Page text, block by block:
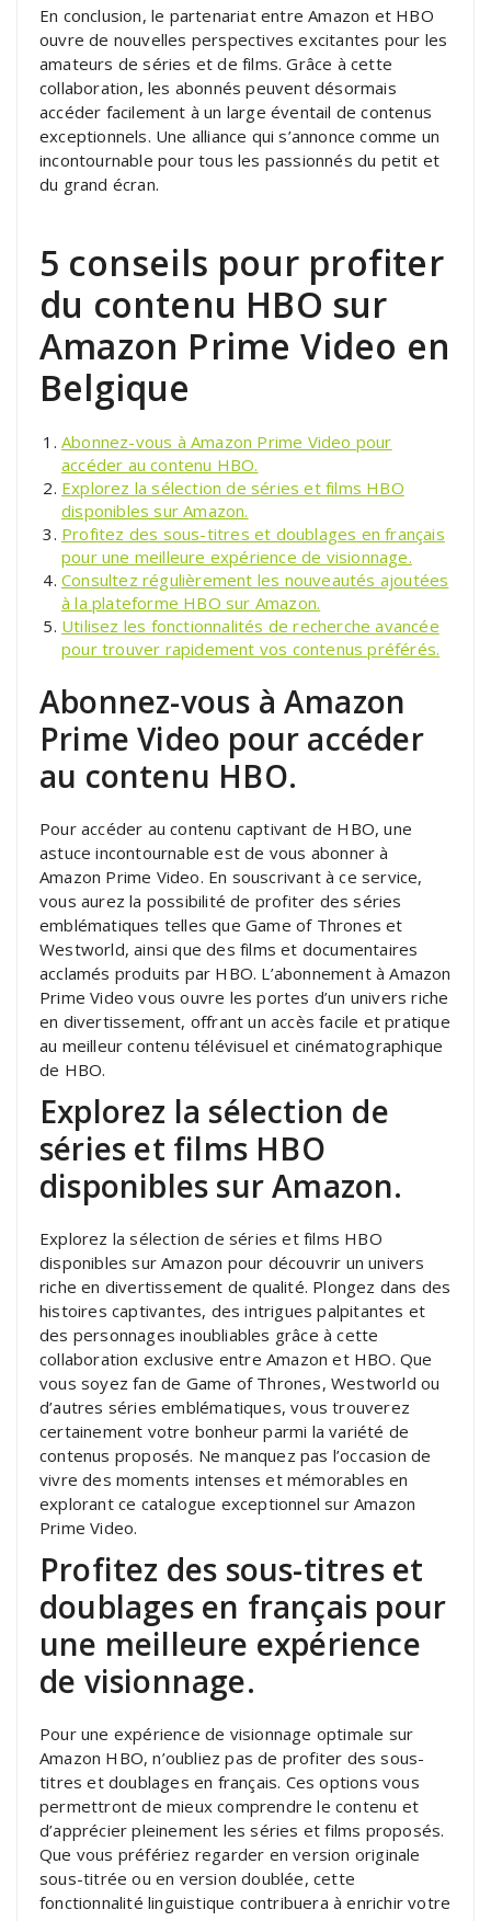
En conclusion, le partenariat entre Amazon et HBO
ouvre de nouvelles perspectives excitantes pour les
amateurs de séries et de films. Grâce à cette
collaboration, les abonnés peuvent désormais
accéder facilement à un large éventail de contenus
exceptionnels. Une alliance qui s’annonce comme un
incontournable pour tous les passionnés du petit et
du grand écran.
5 conseils pour profiter
du contenu HBO sur
Amazon Prime Video en
Belgique
Abonnez-vous à Amazon Prime Video pour
accéder au contenu HBO.
Explorez la sélection de séries et films HBO
disponibles sur Amazon.
Profitez des sous-titres et doublages en français
pour une meilleure expérience de visionnage.
Consultez régulièrement les nouveautés ajoutées
à la plateforme HBO sur Amazon.
Utilisez les fonctionnalités de recherche avancée
pour trouver rapidement vos contenus préférés.
Abonnez-vous à Amazon
Prime Video pour accéder
au contenu HBO.
Pour accéder au contenu captivant de HBO, une
astuce incontournable est de vous abonner à
Amazon Prime Video. En souscrivant à ce service,
vous aurez la possibilité de profiter des séries
emblématiques telles que Game of Thrones et
Westworld, ainsi que des films et documentaires
acclamés produits par HBO. L’abonnement à Amazon
Prime Video vous ouvre les portes d’un univers riche
en divertissement, offrant un accès facile et pratique
au meilleur contenu télévisuel et cinématographique
de HBO.
Explorez la sélection de
séries et films HBO
disponibles sur Amazon.
Explorez la sélection de séries et films HBO
disponibles sur Amazon pour découvrir un univers
riche en divertissement de qualité. Plongez dans des
histoires captivantes, des intrigues palpitantes et
des personnages inoubliables grâce à cette
collaboration exclusive entre Amazon et HBO. Que
vous soyez fan de Game of Thrones, Westworld ou
d’autres séries emblématiques, vous trouverez
certainement votre bonheur parmi la variété de
contenus proposés. Ne manquez pas l’occasion de
vivre des moments intenses et mémorables en
explorant ce catalogue exceptionnel sur Amazon
Prime Video.
Profitez des sous-titres et
doublages en français pour
une meilleure expérience
de visionnage.
Pour une expérience de visionnage optimale sur
Amazon HBO, n’oubliez pas de profiter des sous-
titres et doublages en français. Ces options vous
permettront de mieux comprendre le contenu et
d’apprécier pleinement les séries et films proposés.
Que vous préfériez regarder en version originale
sous-titrée ou en version doublée, cette
fonctionnalité linguistique contribuera à enrichir votre